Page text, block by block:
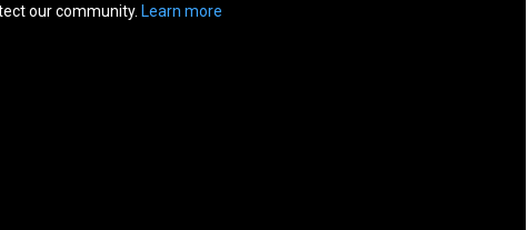
our community. Learn more